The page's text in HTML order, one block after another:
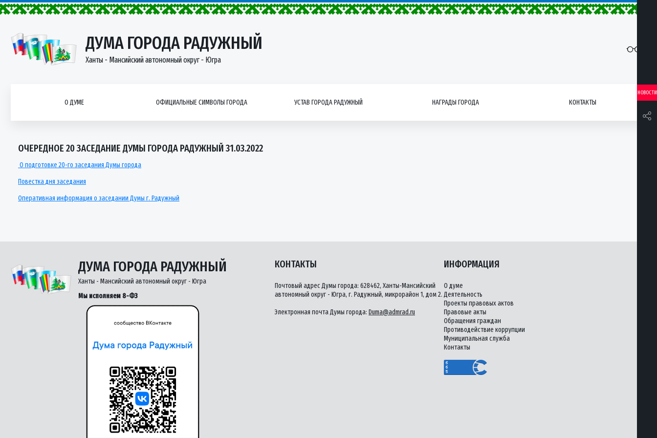
ДУМА ГОРОДА РАДУЖНЫЙ
Ханты - Мансийский автономный округ - Югра
О ДУМЕ ОФИЦИАЛЬНЫЕ СИМВОЛЫ ГОРОДА УСТАВ ГОРОДА РАДУЖНЫЙ НАГРАДЫ ГОРОДА КОНТАКТЫ
НОВОСТИ
ОЧЕРЕДНОЕ 20 ЗАСЕДАНИЕ ДУМЫ ГОРОДА РАДУЖНЫЙ 31.03.2022
О подготовке 20-го заседания Думы города
Повестка дня заседания
Оперативная информация о заседании Думы г. Радужный
ДУМА ГОРОДА РАДУЖНЫЙ
Ханты - Мансийский автономный округ - Югра
Мы исполняем 8-ФЗ
КОНТАКТЫ
Почтовый адрес Думы города: 628462, Ханты-Мансийский
автономный округ - Югра, г. Радужный, микрорайон 1, дом 2.
Электронная почта Думы города: Duma@admrad.ru
ИНФОРМАЦИЯ
О думе
Деятельность
Проекты правовых актов
Правовые акты
Обращения граждан
Противодействие коррупции
Муниципальная служба
Контакты